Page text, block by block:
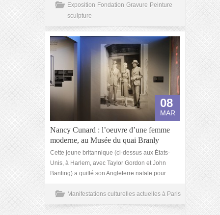
Exposition Fondation Gravure Peinture
sculpture
08
MAR
Nancy Cunard : l’oeuvre d’une femme
moderne, au Musée du quai Branly
Cette jeune britannique (ci-dessus aux États-
Unis, à Harlem, avec Taylor Gordon et John
Banting) a quitté son Angleterre natale pour
Manifestations culturelles actuelles à Paris